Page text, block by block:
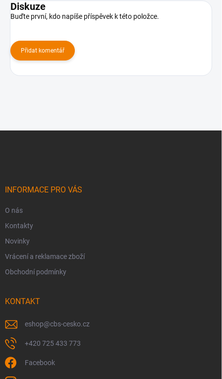
Diskuze
Buďte první, kdo napíše příspěvek k této položce.
Přidat komentář
INFORMACE PRO VÁS
O nás
Kontakty
Novinky
Vrácení a reklamace zboží
Obchodní podmínky
KONTAKT
eshop@cbs-cesko.cz
+420 725 433 773
Facebook